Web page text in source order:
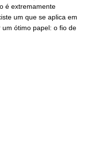
é extremamente
um que se aplica em
ótimo papel: o fio de